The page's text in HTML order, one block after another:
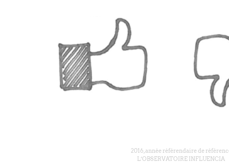
2016, année référendaire de
L’OBSERVATOIRE INFLUENCIA